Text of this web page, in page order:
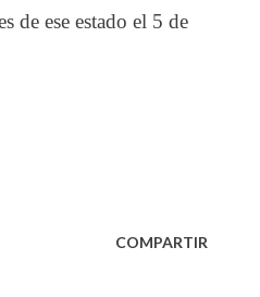
de ese estado el 5 de
COMPARTIR